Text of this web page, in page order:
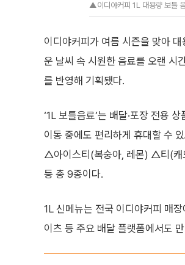
▲이디야커피 1L 대용량 보틀
이디야커피가 여름 시즌을 맞아 대
운 날씨 속 시원한 음료를 오랜 시
를 반영해 기획됐다.
‘1L 보틀음료’는 배달·포장 전용
이동 중에도 편리하게 휴대할 수
△아이스티(복숭아, 레몬) △티(캐
등 총 9종이다.
1L 신메뉴는 전국 이디야커피 매
이츠 등 주요 배달 플랫폼에서도